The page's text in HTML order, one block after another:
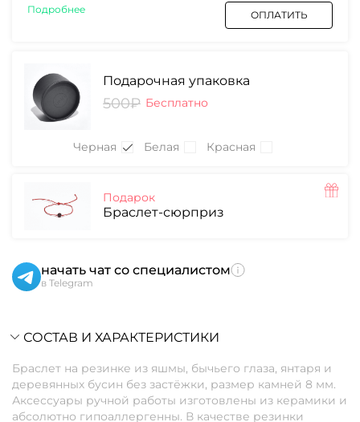
Подробнее ОПЛАТИТЬ
Подарочная упаковка
500₽ Бесплатно
Черная Белая Красная
Подарок
Браслет-сюрприз
начать чат со специалистом
в Telegram
СОСТАВ И ХАРАКТЕРИСТИКИ
Браслет на резинке из яшмы, бычьего глаза, янтаря и
деревянных бусин без застёжки, размер камней 8 мм.
Аксессуары ручной работы изготовлены из керамики и
абсолютно гипоаллергенны. В качестве резинки